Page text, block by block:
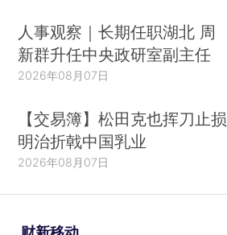
人事观察｜长期任职湖北 周
新群升任中央政研室副主任
2026年08月07日
【交易簿】松田克也挥刀止损
明治折戟中国乳业
2026年08月07日